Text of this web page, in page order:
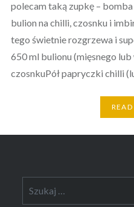
polecam taką zupkę –
bulion na chilli, czosnku i
tego świetnie rozgrzewa i
650 ml bulionu (mięsnego
czosnkuPół papryczki chilli